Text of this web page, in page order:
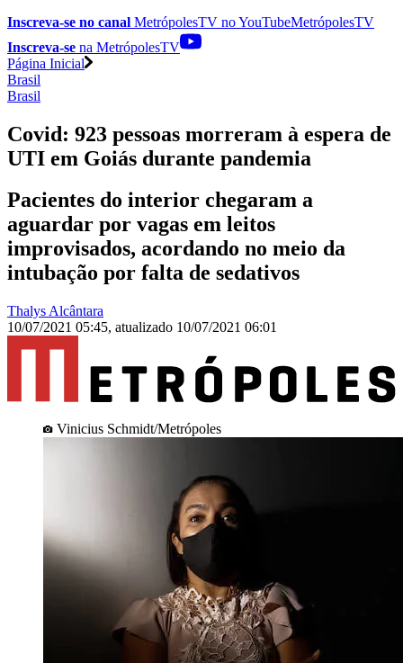
Inscreva-se no canal MetrópolesTV noYouTubeMetrópolesTV
Inscreva-se na MetrópolesTV
Página Inicial
Brasil
Brasil
Covid: 923 pessoas morreram à espera de
UTI em Goiás durante pandemia
Pacientes do interior chegaram a
aguardar por vagas em leitos
improvisados, acordando no meio da
intubação por falta de sedativos
Thalys Alcântara
10/07/2021 05:45, atualizado 10/07/2021 06:01
Vinicius Schmidt/Metrópoles